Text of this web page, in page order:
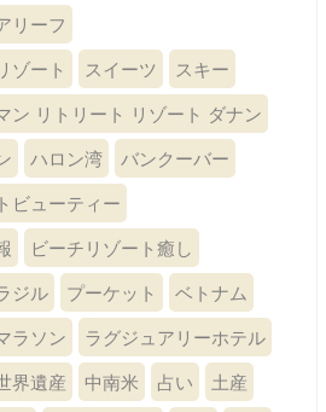
リーフ
ゾート
スイーツ
スキー
ン リトリート リゾート ダナン
ハロン湾
バンクーバー
ビューティー
ビーチリゾート癒し
ジル プーケット
ベトナム
ラソン
ラグジュアリーホテル
界遺産 中南米 占い
土産